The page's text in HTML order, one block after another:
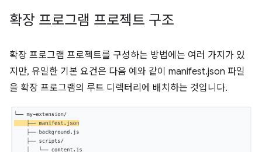
확장 프로그램 프로젝트 구조
확장 프로그램 프로젝트를 구성하는 방법에는 여러 가지가 있
지만, 유일한 기본 요건은 다음 예와 같이 manifest.json 파일
을 확장 프로그램의 루트 디렉터리에 배치하는 것입니다.